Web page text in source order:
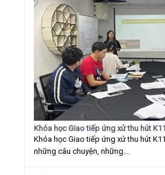
Khóa học Giao tiếp ứng xử thu hút
Khóa học Giao tiếp ứng xử thu hút
những câu chuyện, những...